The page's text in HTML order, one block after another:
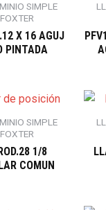
SIMPLE
X 16 AGUJ
PINTADA
SIMPLE
1/8
COMUN